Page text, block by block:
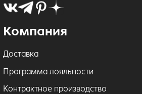
Компания
Доставка
Программа лояльности
Контрактное производство